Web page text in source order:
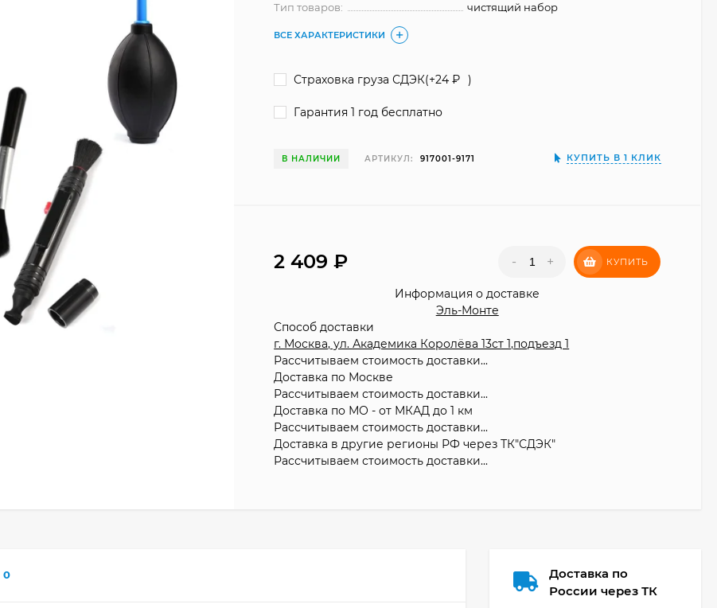
Тип товаров:
чистящий набор
ВСЕ ХАРАКТЕРИСТИКИ
Страховка груза СДЭК(+24 ₽)
Гарантия 1 год бесплатно
В НАЛИЧИИ АРТИКУЛ: 917001-9171 КУПИТЬ В 1 КЛИК
2 409 - + КУПИТЬ
Информация о доставке
Эль-Монте
Способ доставки
г. Москва, ул. Академика Королёва 13ст 1,подъезд 1
Рассчитываем стоимость доставки...
Доставка по Москве
Рассчитываем стоимость доставки...
Доставка по МО - от МКАД до 1 км
Рассчитываем стоимость доставки...
Доставка в другие регионы РФ через ТК"СДЭК"
Рассчитываем стоимость доставки...
0
Доставка по
России через ТК